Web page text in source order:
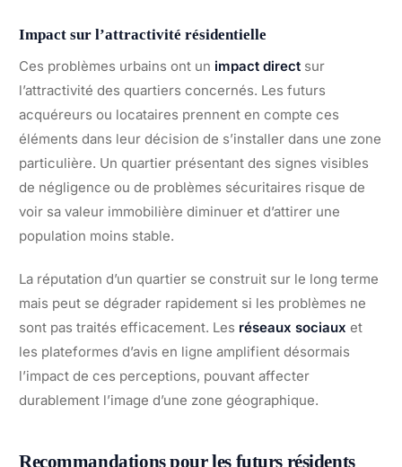
Impact sur l’attractivité résidentielle
Ces problèmes urbains ont un impact direct sur
l’attractivité des quartiers concernés. Les futurs
acquéreurs ou locataires prennent en compte ces
éléments dans leur décision de s’installer dans une zone
particulière. Un quartier présentant des signes visibles
de négligence ou de problèmes sécuritaires risque de
voir sa valeur immobilière diminuer et d’attirer une
population moins stable.
La réputation d’un quartier se construit sur le long terme
mais peut se dégrader rapidement si les problèmes ne
sont pas traités efficacement. Les réseaux sociaux et
les plateformes d’avis en ligne amplifient désormais
l’impact de ces perceptions, pouvant affecter
durablement l’image d’une zone géographique.
Recommandations pour les futurs résidents